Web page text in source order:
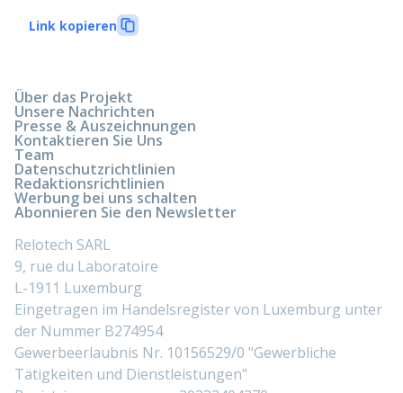
Link kopieren
Über das Projekt
Unsere Nachrichten
Presse & Auszeichnungen
Kontaktieren Sie Uns
Team
Datenschutzrichtlinien
Redaktionsrichtlinien
Werbung bei uns schalten
Abonnieren Sie den Newsletter
Relotech SARL
9, rue du Laboratoire
L-1911 Luxemburg
Eingetragen im Handelsregister von Luxemburg unter
der Nummer B274954
Gewerbeerlaubnis Nr. 10156529/0 "Gewerbliche
Tätigkeiten und Dienstleistungen"